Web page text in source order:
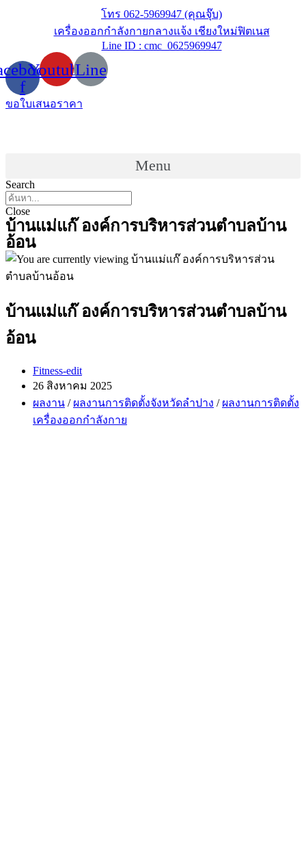
โทร 062-5969947 (คุณจุ๊บ)
เครื่องออกกำลังกายกลางแจ้ง เชียงใหม่ฟิตเนส
Line ID : cmc_0625969947
f
YoutubeLine
ขอใบเสนอราคา
Menu
Search
Close
บ้านแม่แก๊ องค์การบริหารส่วนตำบลบ้าน
อ้อน
บ้านแม่แก๊ องค์การบริหารส่วนตำบลบ้าน
อ้อน
Post
author:
Fitness-edit
Post
26 สิงหาคม 2025
Post
category:
ผลงาน / ผลงานการติดตั้งจังหวัดลำปาง / ผลงานการติดตั้ง
เครื่องออกกำลังกาย